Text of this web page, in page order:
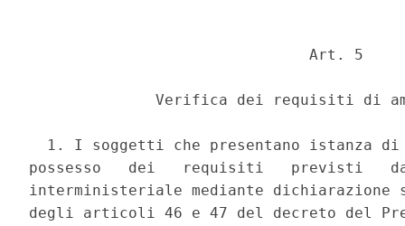
                               Art. 5
Verifica dei requisiti di
1. I soggetti che presentano istanza
possesso   dei   requisiti   previsti
interministeriale mediante
degli articoli 46 e 47 del decreto del